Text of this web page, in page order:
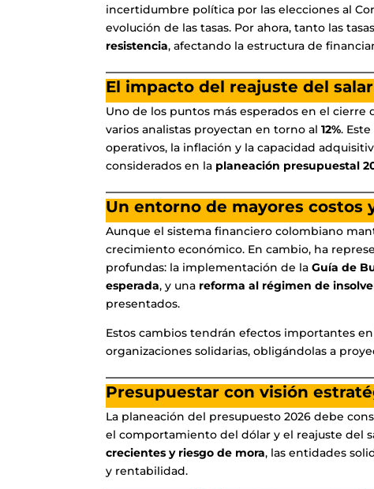
incertidumbre política por las elecciones al
evolución de las tasas. Por ahora, tanto las
resistencia, afectando la estructura de
El impacto del reajuste del
Uno de los puntos más esperados en el cierre
varios analistas proyectan en torno al12%.
operativos, la inflación y la capacidad
considerados en la planeación presupuestal
Un entorno de mayores costos
Aunque el sistema financiero colombiano
crecimiento económico. En cambio, ha
profundas: la implementación de laGuía de
esperada, y una reforma al régimen de
presentados.
Estos cambios tendrán efectos importantes
organizaciones solidarias, obligándolas a
Presupuestar con visión
La planeación del presupuesto 2026 debe
el comportamiento del dólar y el reajuste del
crecientes y riesgo de mora, las entidades
y rentabilidad.